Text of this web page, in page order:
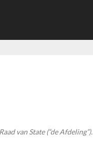
van State (“de Afdeling”).